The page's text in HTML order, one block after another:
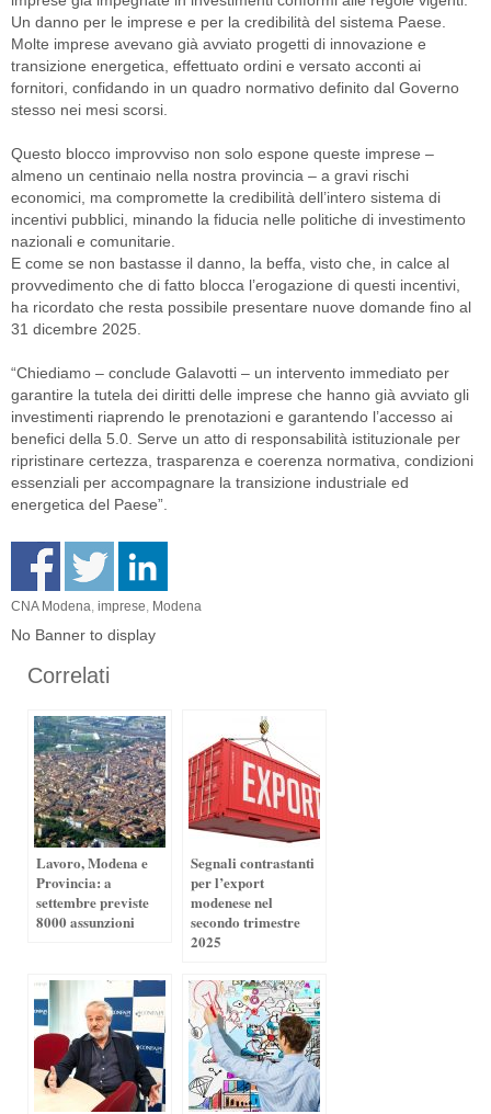
Un danno per le imprese e per la credibilità del sistema Paese.
Molte imprese avevano già avviato progetti di innovazione e
transizione energetica, effettuato ordini e versato acconti ai
fornitori, confidando in un quadro normativo definito dal Governo
stesso nei mesi scorsi.
Questo blocco improvviso non solo espone queste imprese –
almeno un centinaio nella nostra provincia – a gravi rischi
economici, ma compromette la credibilità dell’intero sistema di
incentivi pubblici, minando la fiducia nelle politiche di investimento
nazionali e comunitarie.
E come se non bastasse il danno, la beffa, visto che, in calce al
provvedimento che di fatto blocca l’erogazione di questi incentivi,
ha ricordato che resta possibile presentare nuove domande fino al
31 dicembre 2025.
“Chiediamo – conclude Galavotti – un intervento immediato per
garantire la tutela dei diritti delle imprese che hanno già avviato gli
investimenti riaprendo le prenotazioni e garantendo l’accesso ai
benefici della 5.0. Serve un atto di responsabilità istituzionale per
ripristinare certezza, trasparenza e coerenza normativa, condizioni
essenziali per accompagnare la transizione industriale ed
energetica del Paese”.
CNA Modena imprese Modena
No Banner to display
Correlati
Lavoro, Modena e
Provincia: a
settembre previste
8000 assunzioni
Segnali contrastanti
per l’export
modenese nel
secondo trimestre
2025